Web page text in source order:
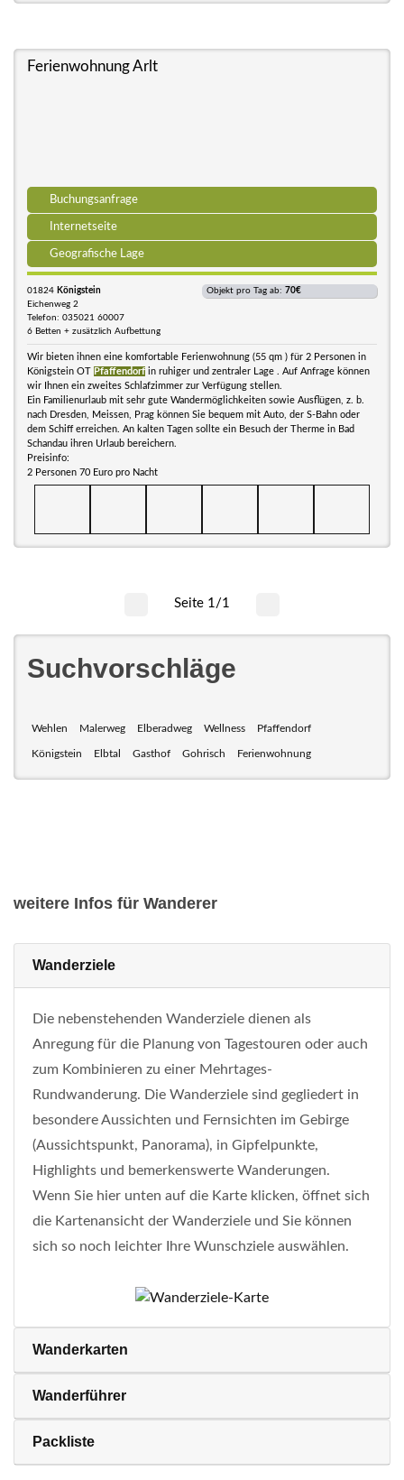
Ferienwohnung Arlt
Buchungsanfrage
Internetseite
Geografische Lage
01824 Königstein
Eichenweg 2
Telefon: 035021 60007
6 Betten + zusätzlich Aufbettung
Objekt pro Tag ab: 70€
Wir bieten ihnen eine komfortable Ferienwohnung (55 qm ) für 2 Personen in
Königstein OT Pfaffendorf in ruhiger und zentraler Lage . Auf Anfrage können
wir Ihnen ein zweites Schlafzimmer zur Verfügung stellen.
Ein Familienurlaub mit sehr gute Wandermöglichkeiten sowie Ausflügen, z. b.
nach Dresden, Meissen, Prag können Sie bequem mit Auto, der S-Bahn oder
dem Schiff erreichen. An kalten Tagen sollte ein Besuch der Therme in Bad
Schandau ihren Urlaub bereichern.
Preisinfo:
2 Personen 70 Euro pro Nacht
Seite 1/1
Suchvorschläge
Wehlen Malerweg Elberadweg Wellness Pfaffendorf
Königstein Elbtal Gasthof Gohrisch Ferienwohnung
weitere Infos für Wanderer
Wanderziele
Die nebenstehenden Wanderziele dienen als
Anregung für die Planung von Tagestouren oder auch
zum Kombinieren zu einer Mehrtages-
Rundwanderung. Die Wanderziele sind gegliedert in
besondere Aussichten und Fernsichten im Gebirge
(Aussichtspunkt, Panorama), in Gipfelpunkte,
Highlights und bemerkenswerte Wanderungen.
Wenn Sie hier unten auf die Karte klicken, öffnet sich
die Kartenansicht der Wanderziele und Sie können
sich so noch leichter Ihre Wunschziele auswählen.
Wanderkarten
Wanderführer
Packliste